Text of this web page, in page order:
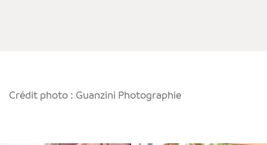
Crédit photo : Guanzini Photographie